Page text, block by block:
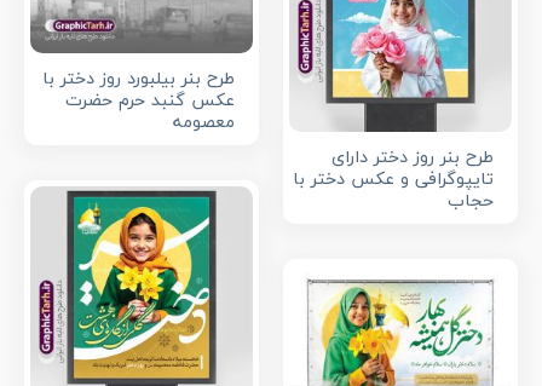
طرح بنر روز دختر دارای
تایپوگرافی و عکس دختر با
حجاب
طرح بنر بیلبورد روز دختر با
عکس گنبد حرم حضرت
معصومه